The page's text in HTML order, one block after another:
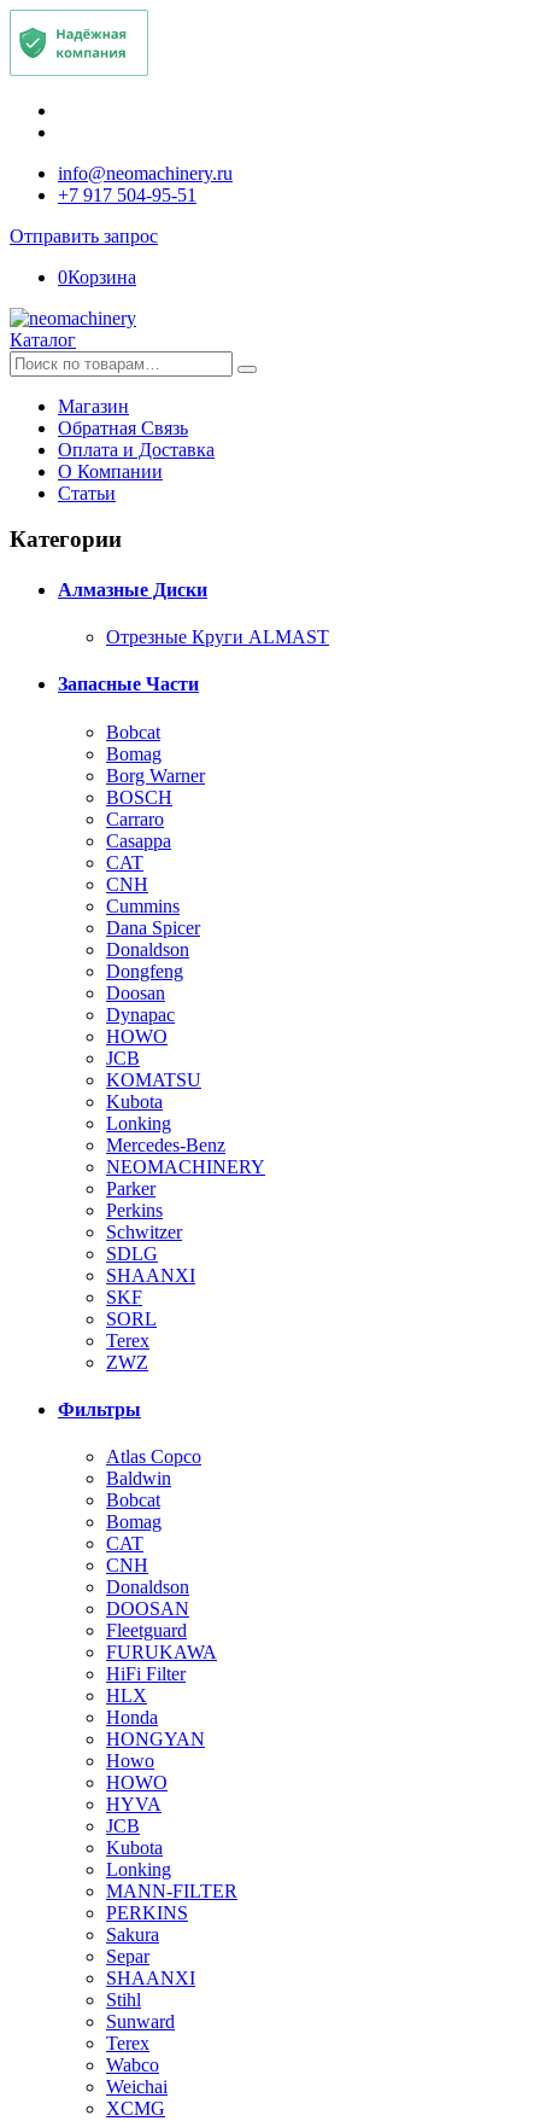
info@neomachinery.ru
+7 917 504-95-51
Отправить запрос
0Корзина
Каталог
Искать:
Магазин
Обратная Связь
Оплата и Доставка
О Компании
Статьи
Категории
Алмазные Диски
Отрезные Круги ALMAST
Запасные Части
Bobcat
Bomag
Borg Warner
BOSCH
Carraro
Casappa
CAT
CNH
Cummins
Dana Spicer
Donaldson
Dongfeng
Doosan
Dynapac
HOWO
JCB
KOMATSU
Kubota
Lonking
Mercedes-Benz
NEOMACHINERY
Parker
Perkins
Schwitzer
SDLG
SHAANXI
SKF
SORL
Terex
ZWZ
Фильтры
Atlas Copco
Baldwin
Bobcat
Bomag
CAT
CNH
Donaldson
DOOSAN
Fleetguard
FURUKAWA
HiFi Filter
HLX
Honda
HONGYAN
Howo
HOWO
HYVA
JCB
Kubota
Lonking
MANN-FILTER
PERKINS
Sakura
Separ
SHAANXI
Stihl
Sunward
Terex
Wabco
Weichai
XCMG